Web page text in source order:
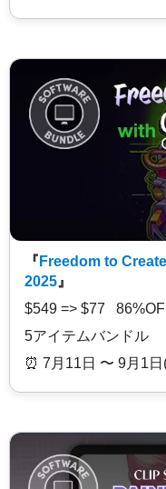
『 Freedom to
2025 』
$549 => $77
5アイテムバンドル
⏰️ 7月11日 〜 9月1